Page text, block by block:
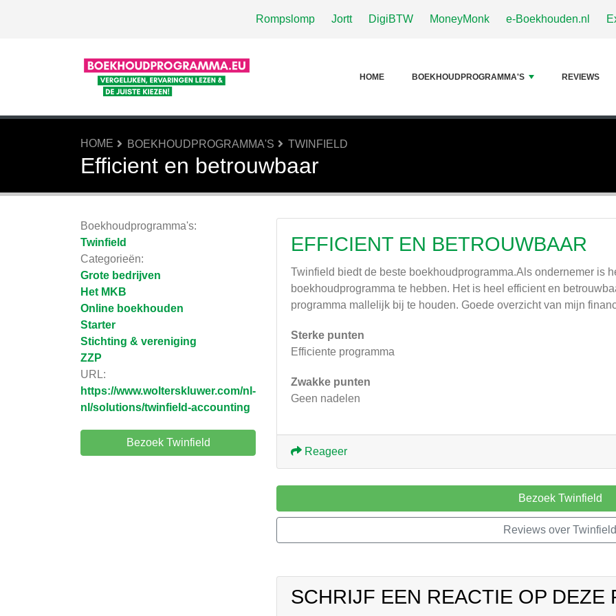
Rompslomp Jortt DigiBTW MoneyMonk e-Boekhouden.nl
HOME BOEKHOUDPROGRAMMA'S REVIEWS
HOME BOEKHOUDPROGRAMMA'S TWINFIELD
Efficient en betrouwbaar
Boekhoudprogramma's:
Twinfield
Categorieën:
Grote bedrijven
Het MKB
Online boekhouden
Starter
Stichting & vereniging
ZZP
URL:
https://www.wolterskluwer.com/nl-
nl/solutions/twinfield-accounting
Bezoek Twinfield
EFFICIENT EN BETROUWBAAR
Twinfield biedt de beste boekhoudprogramma.Als ondernemer is
boekhoudprogramma te hebben. Het is heel efficient en
programma mallelijk bij te houden. Goede overzicht van mijn
Sterke punten
Efficiente programma
Zwakke punten
Geen nadelen
Reageer
Bezoek Twinfield
Reviews over Twinfield
SCHRIJF EEN REACTIE OP DEZE